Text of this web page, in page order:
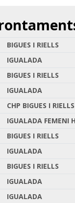
BIGUES I RIELLS
IGUALADA
BIGUES I RIELLS
IGUALADA
CHP BIGUES I RIELLS
IGUALADA FEMENI
BIGUES I RIELLS
IGUALADA
BIGUES I RIELLS
IGUALADA
IGUALADA